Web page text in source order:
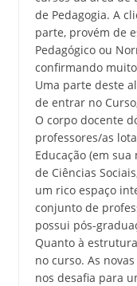
de Pedagogia. A
parte, provém de
Pedagógico ou
confirmando
Uma parte deste
de entrar no
O corpo docente
professores/as
Educação (em
de Ciências
um rico espaço
conjunto de
possui pós-
Quanto à
no curso. As
nos desafia para